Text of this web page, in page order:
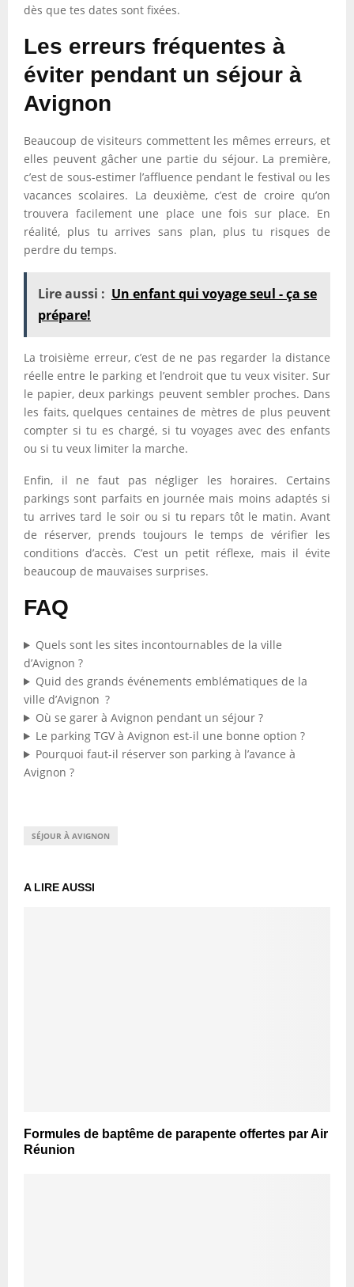
dès que tes dates sont fixées.
Les erreurs fréquentes à
éviter pendant un séjour à
Avignon
Beaucoup de visiteurs commettent les mêmes erreurs, et
elles peuvent gâcher une partie du séjour. La première,
c’est de sous-estimer l’affluence pendant le festival ou les
vacances scolaires. La deuxième, c’est de croire qu’on
trouvera facilement une place une fois sur place. En
réalité, plus tu arrives sans plan, plus tu risques de
perdre du temps.
Lire aussi : Un enfant qui voyage seul - ça se
prépare!
La troisième erreur, c’est de ne pas regarder la distance
réelle entre le parking et l’endroit que tu veux visiter. Sur
le papier, deux parkings peuvent sembler proches. Dans
les faits, quelques centaines de mètres de plus peuvent
compter si tu es chargé, si tu voyages avec des enfants
ou si tu veux limiter la marche.
Enfin, il ne faut pas négliger les horaires. Certains
parkings sont parfaits en journée mais moins adaptés si
tu arrives tard le soir ou si tu repars tôt le matin. Avant
de réserver, prends toujours le temps de vérifier les
conditions d’accès. C’est un petit réflexe, mais il évite
beaucoup de mauvaises surprises.
FAQ
Quels sont les sites incontournables de la ville
d’Avignon ?
Quid des grands événements emblématiques de la
ville d’Avignon ?
Où se garer à Avignon pendant un séjour ?
Le parking TGV à Avignon est-il une bonne option ?
Pourquoi faut-il réserver son parking à l’avance à
Avignon ?
SÉJOUR À AVIGNON
A LIRE AUSSI
Formules de baptême de parapente offertes par Air
Réunion